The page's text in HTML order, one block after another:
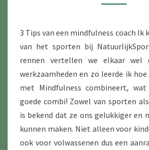
3 Tips van een mindfulness coach Ik
van het sporten bij
rennen vertellen we elkaar wel
werkzaamheden en zo leerde ik
met Mindfulness combineert,
goede combi! Zowel van sporten
is bekend dat ze ons gelukkiger en
kunnen maken. Niet alleen voor
ook voor volwassenen dus een